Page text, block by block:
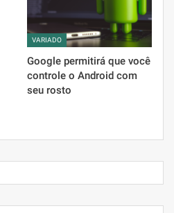
VARIADO
Google permitirá que você
controle o Android com
seu rosto